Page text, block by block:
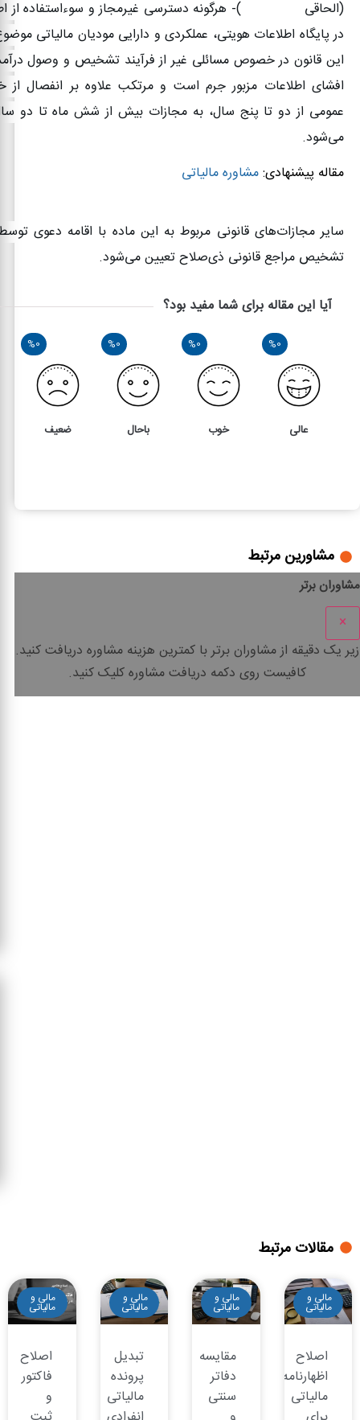
(الحاقی ۱۳۹۴/۰۴/۳۱)-
هرگونه دسترسی غیرمجاز و سوء‌استفاده از
در پایگاه اطلاعات هویتی، عملکردی و دارایی مودیان مالیاتی
این قانون در خصوص مسائلی غیر از فرآیند تشخیص و وصول
افشای اطلاعات مزبور جرم است و مرتکب علاوه ‌بر انفصال
عمومی از دو تا پنج سال، به مجازات بیش از شش ماه تا دو
می‌شود.
مقاله پیشنهادی:مشاوره مالیاتی
سایر مجازات‌های قانونی مربوط به‌ این ماده با اقامه دعوی
تشخیص مراجع قانونی ذی‌صلاح تعیین می‌شود.
آیا این مقاله برای شما مفید بود؟
%0
عالی
%0
خوب
%0
باحال
%0
ضعیف
مشاورین مرتبط
مشاوران برتر
×
زیر یک دقیقه از مشاوران برتر باکمترین هزینه مشاوره دریافت کنید.
کافیست روی دکمه دریافت مشاوره کلیک کنید.
مقالات مرتبط
مالی و
مالیاتی
اصلاح
اظهارنامه
مالیاتی
مالی و
مالیاتی
مقایسه
دفاتر
سنتی
مالی و
مالیاتی
تبدیل
پرونده
مالیاتی
مالی و
مالیاتی
اصلاح
فاکتور
و